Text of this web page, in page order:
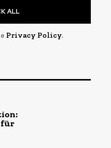
ALL
Privacy Policy.
für